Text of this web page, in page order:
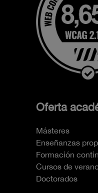
Oferta
Másteres
Enseñanzas
Formación
Cursos de
Doctorados